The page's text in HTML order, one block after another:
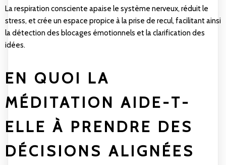
La respiration consciente apaise le système nerveux, réduit le
stress, et crée un espace propice à la prise de recul, facilitant ainsi
la détection des blocages émotionnels et la clarification des
idées.
EN QUOI LA
MÉDITATION AIDE-T-
ELLE À PRENDRE DES
DÉCISIONS ALIGNÉES